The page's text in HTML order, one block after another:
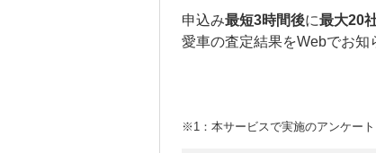
申込み最短3時間後に最大20
愛車の査定結果をWebでお知
※1：本サービスで実施のアンケー